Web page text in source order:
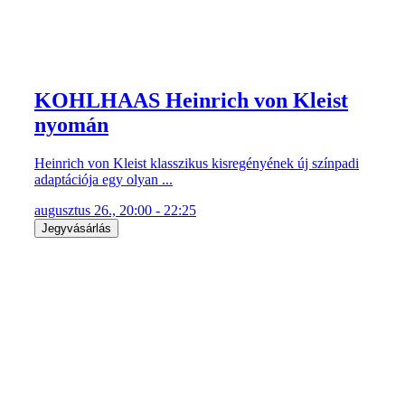
KOHLHAAS Heinrich von Kleist
nyomán
Heinrich von Kleist klasszikus kisregényének új színpadi
adaptációja egy olyan ...
augusztus 26., 20:00 - 22:25
Jegyvásárlás